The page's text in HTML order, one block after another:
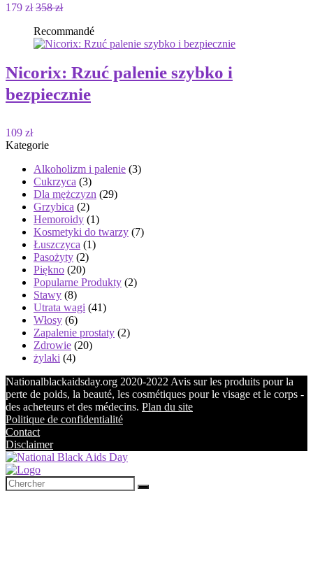
179 zł 358 zł
Recommandé
Nicorix: Rzuć palenie szybko i
bezpiecznie
109 zł
Kategorie
Alkoholizm i palenie (3)
Cukrzyca (3)
Dla mężczyzn (29)
Grzybica (2)
Hemoroidy (1)
Kosmetyki do twarzy (7)
Łuszczyca (1)
Pasożyty (2)
Piękno (20)
Popularne Produkty (2)
Stawy (8)
Utrata wagi (41)
Włosy (6)
Zapalenie prostaty (2)
Zdrowie (20)
żylaki (4)
Nationalblackaidsday.org 2020-2022 Avis sur les produits pour la
perte de poids, la beauté, les cosmétiques pour le visage et le corps -
des acheteurs et des médecins. Plan du site
Politique de confidentialité
Contact
Disclaimer